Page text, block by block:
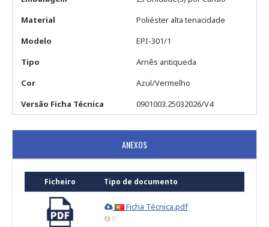
Material
Poliéster alta tenacidade
Modelo
EPI-301/1
Tipo
Arnês antiqueda
Cor
Azul/Vermelho
Versão Ficha Técnica
0901003.25032026/V4
ANEXOS
Ficheiro Tipo de documento
Ficha Técnica.pdf
0